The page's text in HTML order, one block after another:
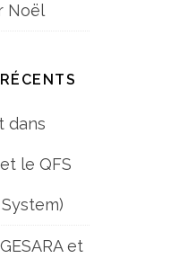
Noël
dans
le QFS
et